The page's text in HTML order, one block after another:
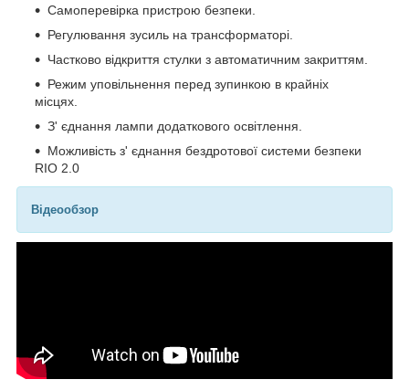
Самоперевірка пристрою безпеки.
Регулювання зусиль на трансформаторі.
Частково відкриття стулки з автоматичним закриттям.
Режим уповільнення перед зупинкою в крайніх
місцях.
З' єднання лампи додаткового освітлення.
Можливість з' єднання бездротової системи безпеки
RIO 2.0
Відеообзор